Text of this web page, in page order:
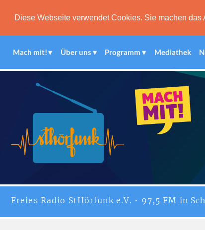
Diese Webseite verwendet Cookies. Sie machen
Mach mit! Über uns Programm Mediathek
Freies Radio StHörfunke.V. • 97,5 FM in